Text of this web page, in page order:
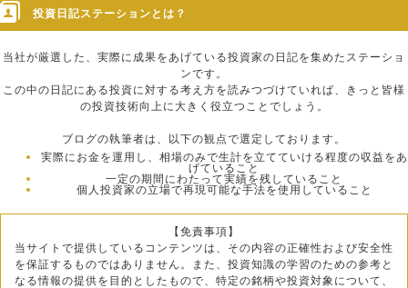
投資日記ステーションとは？
当社が厳選した、実際に成果をあげている投資家の日記を集めたステーショ
ンです。
この中の日記にある投資に対する考え方を読みつづけていれば、きっと皆様
の投資技術向上に大きく役立つことでしょう。
ブログの執筆者は、以下の観点で選定しております。
実際にお金を運用し、相場のみで生計を立てていける程度の収益をあ
げていること
一定の期間にわたって実績を残していること
個人投資家の立場で再現可能な手法を使用していること
【免責事項】
当サイトで提供しているコンテンツは、その内容の正確性および安全性
を保証するものではありません。また、投資知識の学習のための参考と
なる情報の提供を目的としたもので、特定の銘柄や投資対象について、